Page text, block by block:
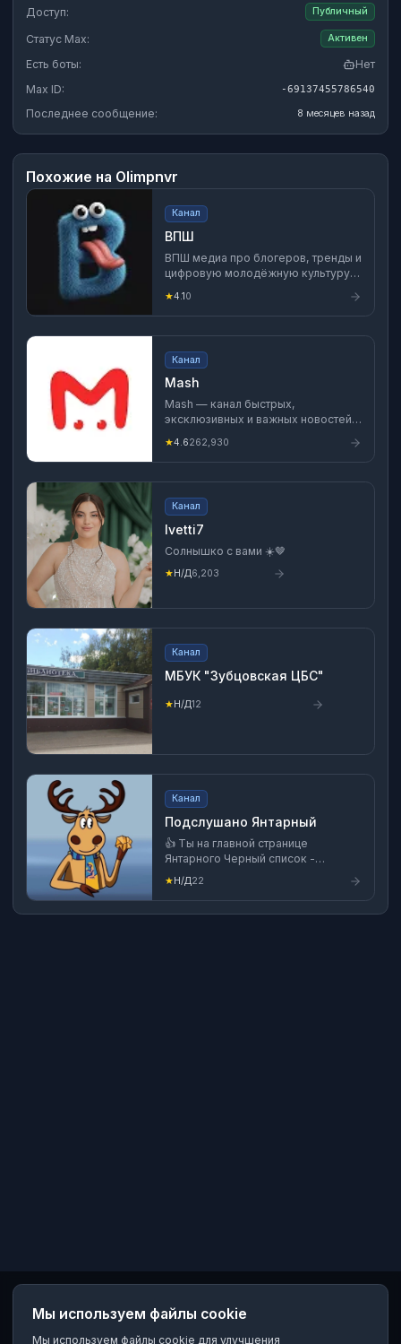
Доступ:
Публичный
Статус Max: Активен
Есть боты:
Нет
Max ID:
-69137455786540
Последнее сообщение: 8 месяцев назад
Похожие на Olimpnvr
Канал
ВПШ
ВПШ медиа про блогеров, тренды и
цифровую молодёжную культуру.
делают молодые в соцсетях здесь.
★4.10
Канал
Mash
Mash — канал быстрых,
эксклюзивных и важных новостей.
жизни нашей страны, которые вы
не найдете больше нигде. Или
найдёте — но после нас. По
рекламе —
https://t.me/marina_mousse
★4.6262,930
Канал
Ivetti7
Солнышко с вами ☀️🤎
★Н/Д6,203
Канал
МБУК "Зубцовская ЦБС"
★Н/Д12
Канал
Подслушано Янтарный
👍 Ты на главной странице
Янтарного Черный список -
@blacklistkld Калининград -
@incidentkld 📊Реклама - media-
balt.ru/price
★Н/Д22
Мы используем файлы cookie
Мы используем файлы cookie для улучшения